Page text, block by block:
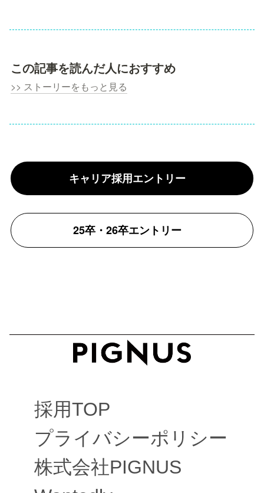
この記事を読んだ人におすすめ
>> ストーリーをもっと見る
キャリア採用エントリー
25卒・26卒エントリー
採用TOP
プライバシーポリシー
株式会社PIGNUS